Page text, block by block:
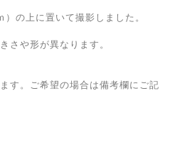
の上に置いて撮影しました。
さや形が異なります。
す。ご希望の場合は備考欄にご記